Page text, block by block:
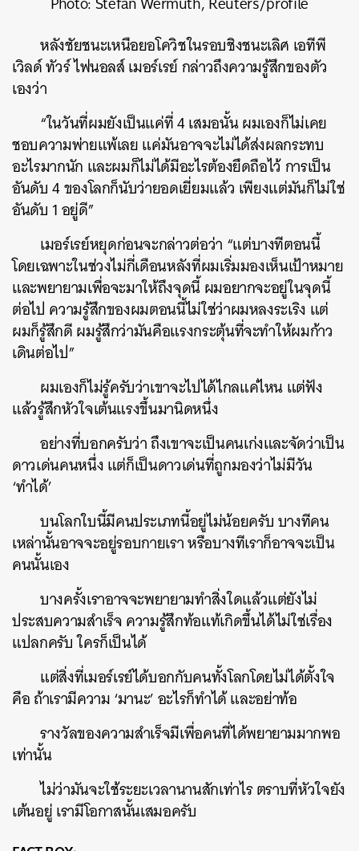
หลังชัยชนะเหนือยอโควิชในรอบชิงชนะเลิศ เอทีพี
เวิลด์ ทัวร์ ไฟนอลส์​ เมอร์เรย์ กล่าวถึงความรู้สึกของตัว
เองว่า
“ในวันที่ผมยังเป็นแค่ที่ 4 เสมอนั้น ผมเองก็ไม่เคย
ชอบความพ่ายแพ้เลย แค่มันอาจจะไม่ได้ส่งผลกระทบ
อะไรมากนัก และผมก็ไม่ได้มีอะไรต้องยึดถือไว้ การเป็น
อันดับ 4 ของโลกก็นับว่ายอดเยี่ยมแล้ว เพียงแต่มันก็ไม่ใช่
อันดับ 1 อยู่ดี”
เมอร์เรย์หยุดก่อนจะกล่าวต่อว่า “แต่บางทีตอนนี้
โดยเฉพาะในช่วงไม่กี่เดือนหลังที่ผมเริ่มมองเห็นเป้าหมาย
และพยายามเพื่อจะมาให้ถึงจุดนี้ ผมอยากจะอยู่ในจุดนี้
ต่อไป ความรู้สึกของผมตอนนี้ไม่ใช่ว่าผมหลงระเริง แต่
ผมก็รู้สึกดี ผมรู้สึกว่ามันคือแรงกระตุ้นที่จะทำให้ผมก้าว
เดินต่อไป”
ผมเองก็ไม่รู้ครับว่าเขาจะไปได้ไกลแค่ไหน แต่ฟัง
แล้วรู้สึกหัวใจเต้นแรงขึ้นมานิดหนึ่ง
อย่างที่บอกครับว่า ถึงเขาจะเป็นคนเก่งและจัดว่าเป็น
ดาวเด่นคนหนึ่ง แต่ก็เป็นดาวเด่นที่ถูกมองว่าไม่มีวัน
‘ทำได้’
บนโลกใบนี้มีคนประเภทนี้อยู่ไม่น้อยครับ บางทีคน
เหล่านั้นอาจจะอยู่รอบกายเรา หรือบางทีเราก็อาจจะเป็น
คนนั้นเอง
บางครั้งเราอาจจะพยายามทำสิ่งใดแล้วแต่ยังไม่
ประสบความสำเร็จ ความรู้สึกท้อแท้เกิดขึ้นได้ไม่ใช่เรื่อง
แปลกครับ ใครก็เป็นได้
แต่สิ่งที่เมอร์เรย์ได้บอกกับคนทั้งโลกโดยไม่ได้ตั้งใจ
คือ ถ้าเรามีความ ‘มานะ’ อะไรก็ทำได้ และอย่าท้อ
รางวัลของความสำเร็จมีเพื่อคนที่ได้พยายามมากพอ
เท่านั้น
ไม่ว่ามันจะใช้ระยะเวลานานสักเท่าไร ตราบที่หัวใจยัง
เต้นอยู่ เรามีโอกาสนั้นเสมอครับ